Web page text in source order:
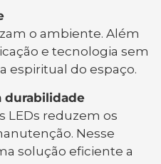
o ambiente. Além
e tecnologia sem
espiritual do espaço.
durabilidade
LEDs reduzem os
Nesse
solução eficiente a